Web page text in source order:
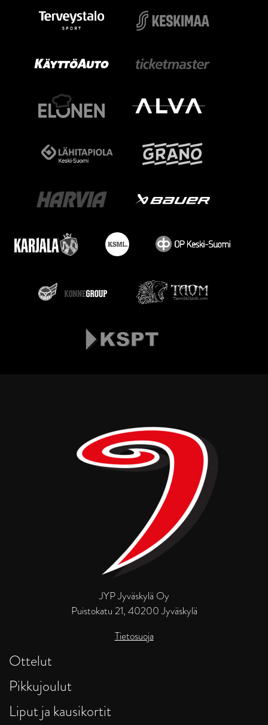
JYP Jyväskylä Oy
Puistokatu 21, 40200 Jyväskylä
Tietosuoja
Ottelut
Pikkujoulut
Liput ja kausikortit